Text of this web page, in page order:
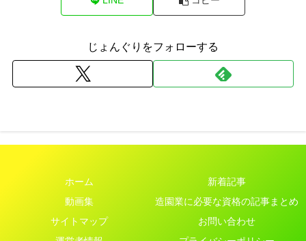
じょんぐりをフォローする
ホーム
新着記事
動画集
造園業に必要な資格の記事まとめ
サイトマップ
お問い合わせ